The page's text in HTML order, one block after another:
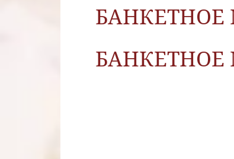
БАНКЕТНОЕ
БАНКЕТНОЕ